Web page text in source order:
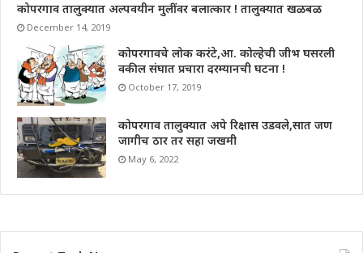
कोपरगाव तालुक्यात अल्पवयीन मुलींवर बलात्कार ! तालुक्यात खळबळ
December 14, 2019
कोपरगावचे लोक करंटे,आ. कोल्हेची जीभ घसरली
वकील संघात प्रचारा दरम्यानची घटना !
October 17, 2019
कोपरगाव तालुक्यात अपे रिक्षास उडवले,सात जण
जागीच ठार तर सहा जखमी
May 6, 2022